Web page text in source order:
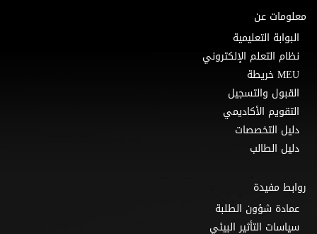
معلومات عن
البوابة التعليمية
نظام التعلم الإلكتروني
MEU خريطة
القبول والتسجيل
التقويم الأكاديمي
دليل التخصصات
دليل الطالب
روابط مفيدة
عمادة شؤون الطلبة
سياسات التأثير البيئي